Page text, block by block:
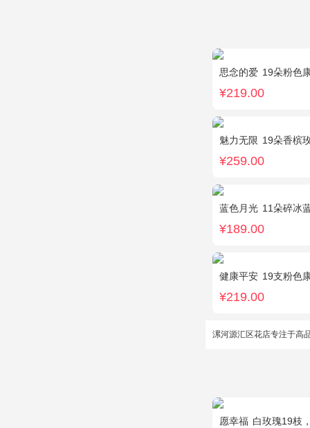
思念的爱 19朵粉色
¥219.00
魅力无限 19朵香槟玫
¥259.00
蓝色月光 11朵碎冰
¥189.00
健康平安 19支粉色康乃
¥219.00
漯河源汇区花店专注于高
愿幸福 白玫瑰19枝